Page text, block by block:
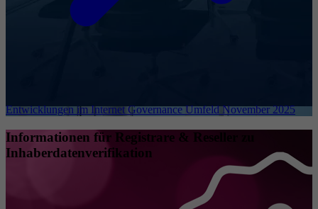
Entwicklungen im Internet Governance Umfeld November 2025
Informationen für Registrare & Reseller zu
Inhaberdatenverifikation